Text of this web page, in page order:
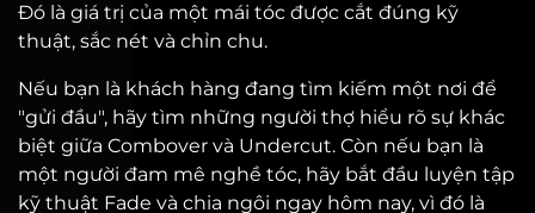
Đó là giá trị của một mái tóc được cắt đúng kỹ
thuật, sắc nét và chỉn chu.
Nếu bạn là khách hàng đang tìm kiếm một nơi để
"gửi đầu", hãy tìm những người thợ hiểu rõ sự khác
biệt giữa Combover và Undercut. Còn nếu bạn là
một người đam mê nghề tóc, hãy bắt đầu luyện tập
kỹ thuật Fade và chia ngôi ngay hôm nay, vì đó là